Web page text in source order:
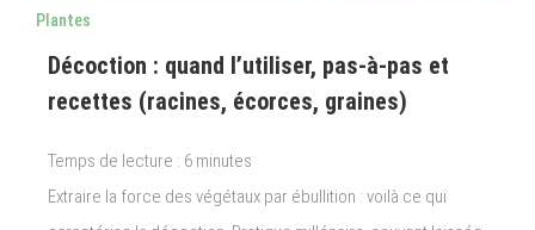
Plantes
Décoction : quand l’utiliser, pas-à-pas et
recettes (racines, écorces, graines)
Temps de lecture : 6 minutes
Extraire la force des végétaux par ébullition : voilà ce qui